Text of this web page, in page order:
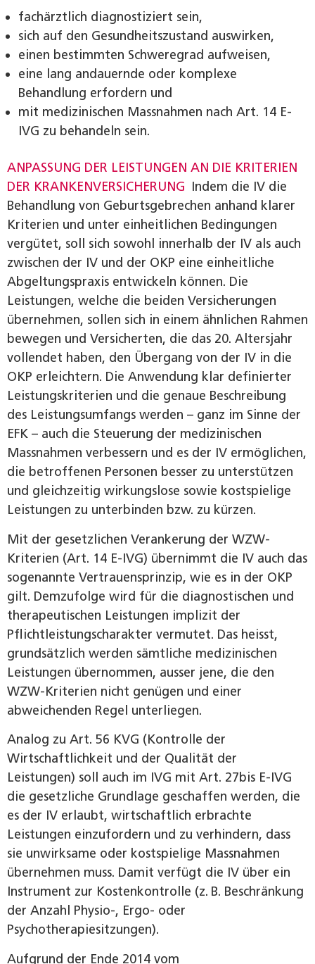
fachärztlich diagnostiziert sein,
sich auf den Gesundheitszustand auswirken,
einen bestimmten Schweregrad aufweisen,
eine lang andauernde oder komplexe
Behandlung ­erfordern und
mit medizinischen Massnahmen nach Art. 14 E-
IVG zu ­behandeln sein.
ANPASSUNG DER LEISTUNGEN AN DIE KRITERIEN
DER KRANKENVERSICHERUNG Indem die IV die
Behandlung von Geburtsgebrechen anhand klarer
Kriterien und unter einheitlichen Bedingungen
vergütet, soll sich sowohl innerhalb der IV als auch
zwischen der IV und der OKP eine einheitliche
Abgeltungspraxis entwickeln können. Die
Leistungen, welche die beiden Versicherungen
übernehmen, sollen sich in einem ähnlichen Rahmen
bewegen und Versicherten, die das 20. Altersjahr
vollendet haben, den Übergang von der IV in die
OKP erleichtern. Die Anwendung klar definierter
Leistungskriterien und die genaue Beschreibung
des Leistungsumfangs werden – ganz im Sinne der
EFK – auch die Steuerung der medizinischen
Massnahmen verbessern und es der IV ermöglichen,
die betroffenen Personen besser zu unterstützen
und gleichzeitig wirkungslose sowie kostspielige
Leistungen zu unterbinden bzw. zu kürzen.
Mit der gesetzlichen Verankerung der WZW-
Kriterien (Art. 14 E-IVG) übernimmt die IV auch das
sogenannte Vertrauensprinzip, wie es in der OKP
gilt. Demzufolge wird für die diagnostischen und
therapeutischen Leistungen implizit der
Pflichtleistungscharakter vermutet. Das heisst,
grundsätzlich werden sämtliche medizinischen
Leistungen übernommen, ausser jene, die den
WZW-Kriterien nicht genügen und einer
abweichenden Regel unterliegen.
Analog zu Art. 56 KVG (Kontrolle der
Wirtschaftlichkeit und der Qualität der
Leistungen) soll auch im IVG mit Art. 27bis E-IVG
die gesetzliche Grundlage geschaffen werden, die
es der IV erlaubt, wirtschaftlich erbrachte
Leistungen einzufordern und zu verhindern, dass
sie unwirksame oder kostspielige Massnahmen
übernehmen muss. Damit verfügt die IV über ein
Instrument zur Kostenkontrolle (z. B. Beschränkung
der Anzahl Physio-, Ergo- oder
Psychotherapiesitzungen).
Aufgrund der Ende 2014 vom